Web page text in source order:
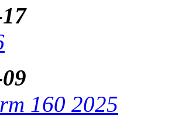
160 2025